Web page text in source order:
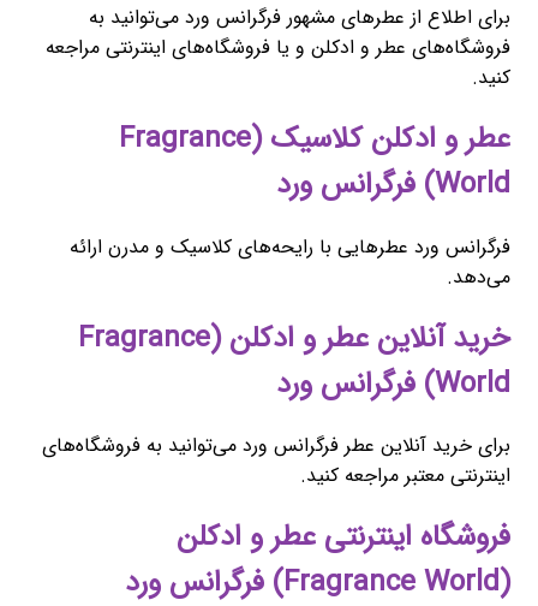
برای اطلاع از عطرهای مشهور فرگرانس ورد می‌توانید به
فروشگاه‌های عطر و ادکلن و یا فروشگاه‌های اینترنتی مراجعه
کنید.
عطر و ادکلن کلاسیک (Fragrance
World) فرگرانس ورد
فرگرانس ورد عطرهایی با رایحه‌های کلاسیک و مدرن ارائه
می‌دهد.
خرید آنلاین عطر و ادکلن (Fragrance
World) فرگرانس ورد
برای خرید آنلاین عطر فرگرانس ورد می‌توانید به فروشگاه‌های
اینترنتی معتبر مراجعه کنید.
فروشگاه اینترنتی عطر و ادکلن
(Fragrance World) فرگرانس ورد